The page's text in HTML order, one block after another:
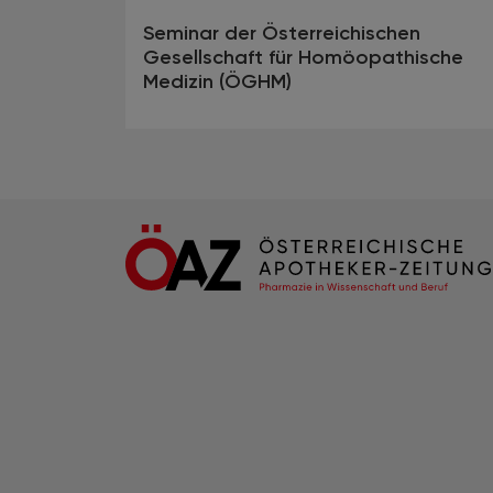
Seminar der Österreichischen
Gesellschaft für Homöopathische
Medizin (ÖGHM)